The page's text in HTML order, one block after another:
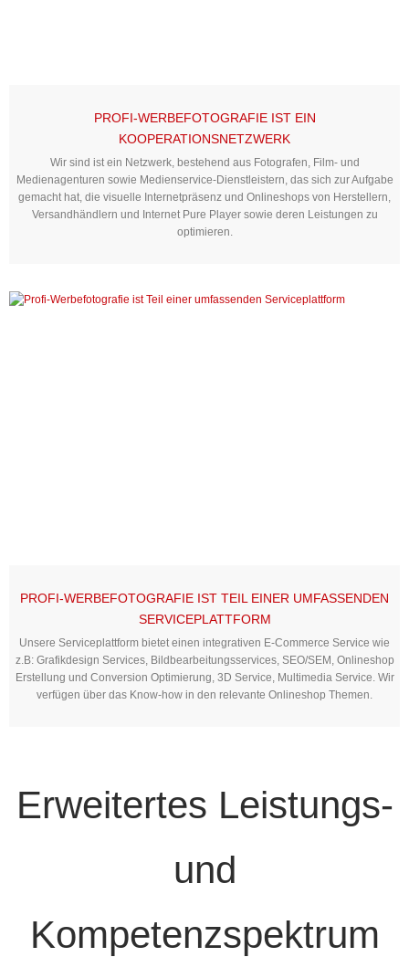
PROFI-WERBEFOTOGRAFIE IST EIN
KOOPERATIONSNETZWERK
Wir sind ist ein Netzwerk, bestehend aus Fotografen, Film- und
Medienagenturen sowie Medienservice-Dienstleistern, das sich zur Aufgabe
gemacht hat, die visuelle Internetpräsenz und Onlineshops von Herstellern,
Versandhändlern und Internet Pure Player sowie deren Leistungen zu
optimieren.
PROFI-WERBEFOTOGRAFIE IST TEIL EINER UMFASSENDEN
SERVICEPLATTFORM
Unsere Serviceplattform bietet einen integrativen E-Commerce Service wie
z.B: Grafikdesign Services, Bildbearbeitungsservices, SEO/SEM, Onlineshop
Erstellung und Conversion Optimierung, 3D Service, Multimedia Service. Wir
verfügen über das Know-how in den relevante Onlineshop Themen.
Erweitertes Leistungs-
und
Kompetenzspektrum